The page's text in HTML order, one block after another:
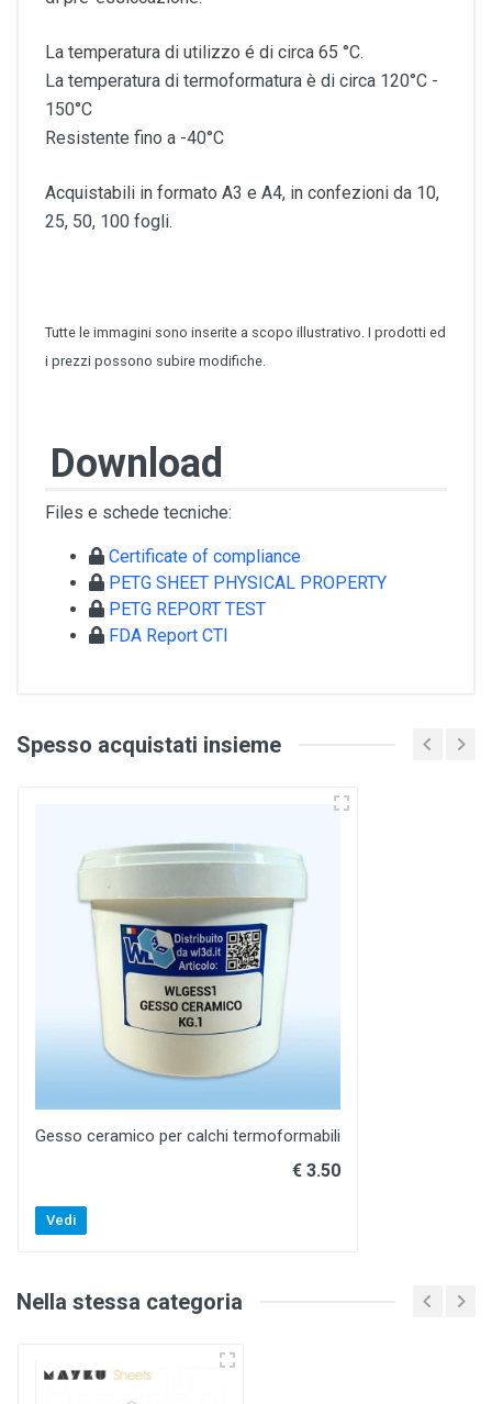
La temperatura di utilizzo é di circa 65 °C.
La temperatura di termoformatura è di circa 120°C -
150°C
Resistente fino a -40°C
Acquistabili in formato A3 e A4, in confezioni da 10,
25, 50, 100 fogli.
Tutte le immagini sono inserite a scopo illustrativo. I prodotti ed
i prezzi possono subire modifiche.
Download
Files e schede tecniche:
Certificate of compliance
PETG SHEET PHYSICAL PROPERTY
PETG REPORT TEST
FDA Report CTI
Spesso acquistati insieme
Gesso ceramico per calchi termoformabili
€ 3.50
Vedi
Nella stessa categoria